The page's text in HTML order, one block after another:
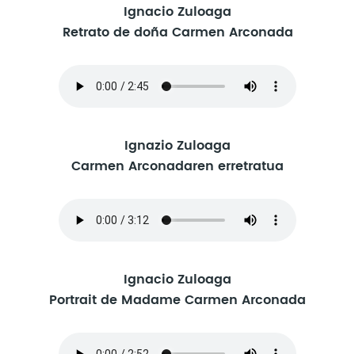
Ignacio Zuloaga
Retrato de doña Carmen Arconada
Ignazio Zuloaga
Carmen Arconadaren erretratua
Ignacio Zuloaga
Portrait de Madame Carmen Arconada